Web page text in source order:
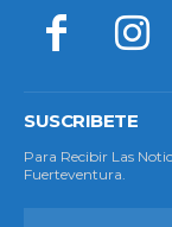
SUSCRIBETE
Para Recibir Las
Fuerteventura.